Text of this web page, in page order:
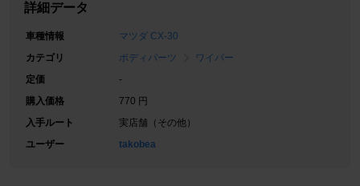
詳細データ
車種情報
マツダ CX-30
カテゴリ
ボディパーツ
ワイパー
定価
-
購入価格
770 円
入手ルート
実店舗（その他）
ユーザー
takobea